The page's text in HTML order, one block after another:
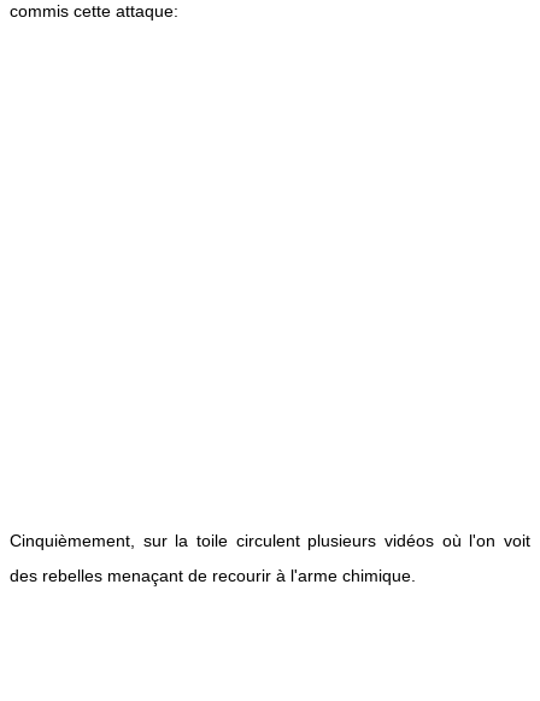
commis cette attaque:
Cinquièmement, sur la toile circulent plusieurs vidéos où l'on voit
des rebelles menaçant de recourir à l'arme chimique.